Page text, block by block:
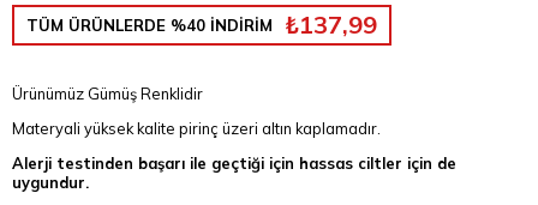
TÜM ÜRÜNLERDE %40 İNDİRİM ₺137,99
Ürünümüz Gümüş Renklidir
Materyali yüksek kalite pirinç üzeri altın kaplamadır.
Alerji testinden başarı ile geçtiği için hassas ciltler için de
uygundur.